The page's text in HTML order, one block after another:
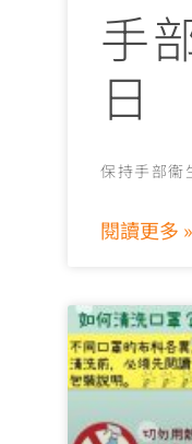
手
日
保持手部衞
閱讀更多 »